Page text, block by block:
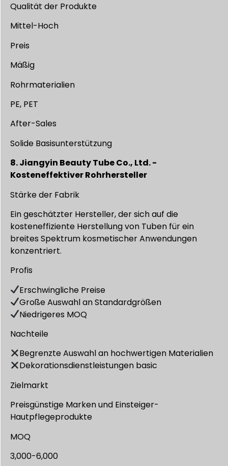
Qualität der Produkte
Mittel-Hoch
Preis
Mäßig
Rohrmaterialien
PE, PET
After-Sales
Solide Basisunterstützung
8. Jiangyin Beauty Tube Co., Ltd. -
Kosteneffektiver Rohrhersteller
Stärke der Fabrik
Ein geschätzter Hersteller, der sich auf die
kosteneffiziente Herstellung von Tuben für ein
breites Spektrum kosmetischer Anwendungen
konzentriert.
Profis
Erschwingliche Preise
Große Auswahl an Standardgrößen
Niedrigeres MOQ
Nachteile
Begrenzte Auswahl an hochwertigen Materialien
Dekorationsdienstleistungen basic
Zielmarkt
Preisgünstige Marken und Einsteiger-
Hautpflegeprodukte
MOQ
3,000-6,000